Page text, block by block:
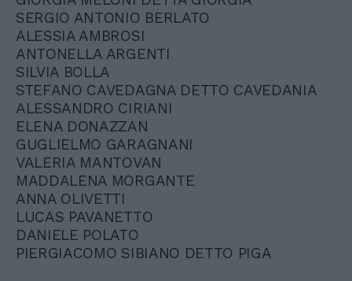
SERGIO ANTONIO BERLATO
ALESSIA AMBROSI
ANTONELLA ARGENTI
SILVIA BOLLA
STEFANO CAVEDAGNA DETTO CAVEDANIA
ALESSANDRO CIRIANI
ELENA DONAZZAN
GUGLIELMO GARAGNANI
VALERIA MANTOVAN
MADDALENA MORGANTE
ANNA OLIVETTI
LUCAS PAVANETTO
DANIELE POLATO
PIERGIACOMO SIBIANO DETTO PIGA